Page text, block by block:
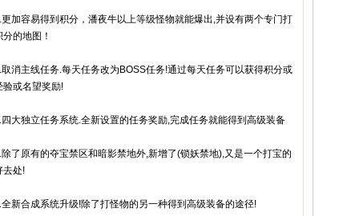
加容易得到积分，潘夜牛以上等级怪物就能爆出,并设有两个专门打
分的地图！
消主线任务.每天任务改为BOSS任务!通过每天任务可以获得积分或
验或名望奖励!
大独立任务系统.全新设置的任务奖励,完成任务就能得到高级装备
了原有的夺宝禁区和暗影禁地外,新增了(锁妖禁地),又是一个打宝的
去处!
新合成系统升级!除了打怪物的另一种得到高级装备的途径!